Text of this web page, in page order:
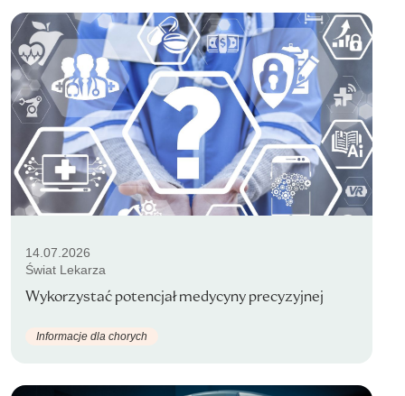
14.07.2026
Świat Lekarza
Wykorzystać potencjał medycyny precyzyjnej
Informacje dla chorych